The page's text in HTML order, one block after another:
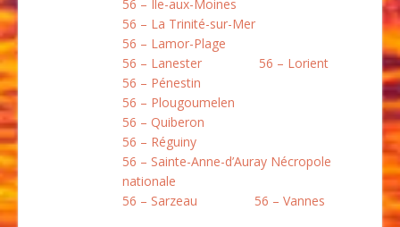
56 – Ile-aux-Moines
56 – La Trinité-sur-Mer
56 – Lamor-Plage
56 – Lanester
56 – Lorient
56 – Pénestin
56 – Plougoumelen
56 – Quiberon
56 – Réguiny
56 – Sainte-Anne-d’Auray Nécropole
nationale
56 – Sarzeau
56 – Vannes